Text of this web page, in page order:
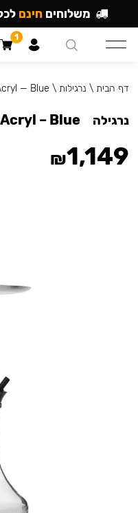
דף הבית \ נרגילות \
— Blue
נרגילה – Blue
₪1,149
משלוחים חינם
1